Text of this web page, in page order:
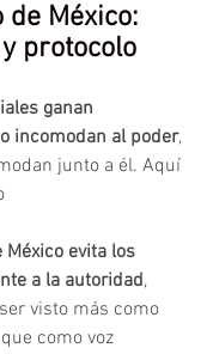
de México:
protocolo
ganan
incomodan al poder,
junto a él. Aquí
evita los
a la autoridad,
visto más como
como voz